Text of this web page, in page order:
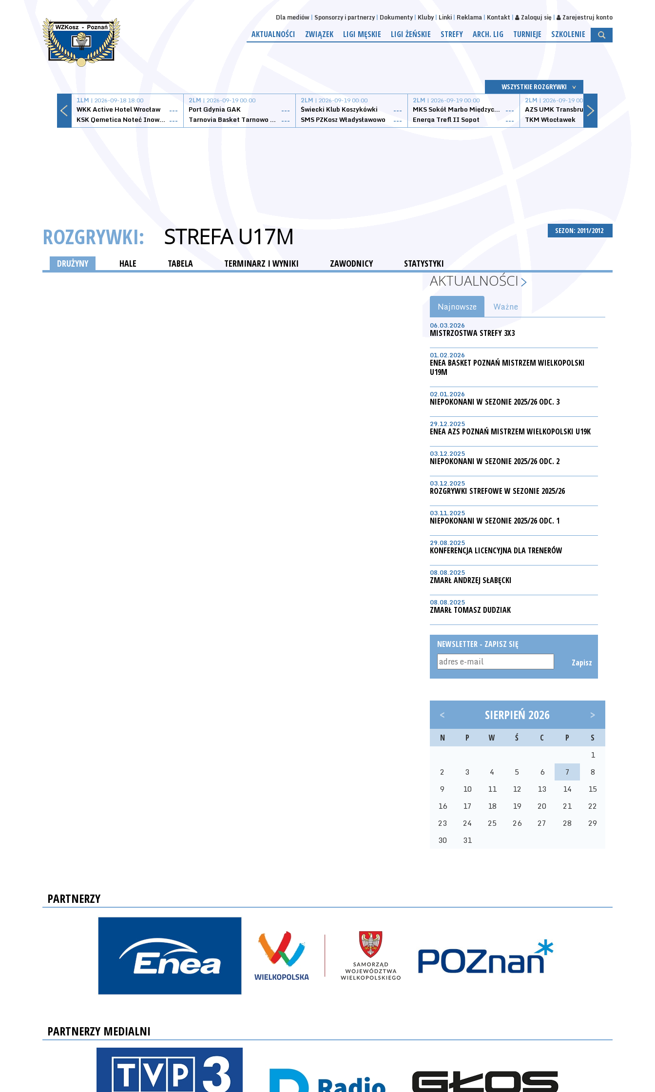
Dla mediów Sponsorzy i partnerzy Dokumenty Kluby Linki Reklama Kontakt Zaloguj się Zarejestruj konto
AKTUALNOŚCI ZWIĄZEK LIGI MĘSKIE LIGI ŻEŃSKIE STREFY ARCH. LIG TURNIEJE SZKOLENIE
WSZYSTKIE ROZGRYWKI
1LM | 2026-09-18 18:00
WKK Active Hotel Wrocław
---
KSK Qemetica Noteć Inowrocław ---
2LM | 2026-09-19 00:00
Port Gdynia GAK
---
Tarnovia Basket Tarnowo Podgórne ---
2LM | 2026-09-19 00:00
Świecki Klub Koszykówki
---
SMS PZKosz Władysławowo
---
2LM | 2026-09-19 00:00
MKS Sokół Marbo Międzychód ---
Energa Trefl II Sopot
---
2LM | 2026-09-19 00:00
AZS UMK Transbruk Toruń
TKM Włocławek
SEZON: 2011/2012
ROZGRYWKI: STREFA U17M
DRUŻYNY HALE TABELA TERMINARZ I WYNIKI ZAWODNICY STATYSTYKI
AKTUALNOŚCI
Najnowsze Ważne
06.03.2026
MISTRZOSTWA STREFY 3X3
01.02.2026
ENEA BASKET POZNAŃ MISTRZEM WIELKOPOLSKI
U19M
02.01.2026
NIEPOKONANI W SEZONIE 2025/26 ODC. 3
29.12.2025
ENEA AZS POZNAŃ MISTRZEM WIELKOPOLSKI U19K
03.12.2025
NIEPOKONANI W SEZONIE 2025/26 ODC. 2
03.12.2025
ROZGRYWKI STREFOWE W SEZONIE 2025/26
03.11.2025
NIEPOKONANI W SEZONIE 2025/26 ODC. 1
29.08.2025
KONFERENCJA LICENCYJNA DLA TRENERÓW
08.08.2025
ZMARŁ ANDRZEJ SŁABĘCKI
08.08.2025
ZMARŁ TOMASZ DUDZIAK
NEWSLETTER - ZAPISZ SIĘ
Zapisz
< SIERPIEŃ 2026 >
N P W Ś C P S
1
2
3 4 5 6 7
8
9
10 11 12 13 14
15
16
17 18 19 20 21
22
23
24 25 26 27 28
29
30
31
PARTNERZY
PARTNERZY MEDIALNI